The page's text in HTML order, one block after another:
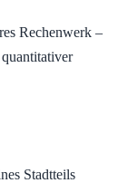
Rechenwerk –
Stadtteils